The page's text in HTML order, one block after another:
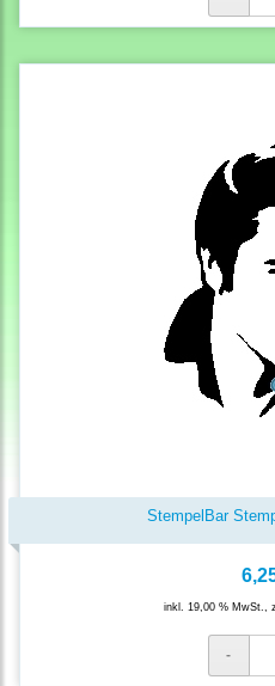
StempelBar
inkl. 19,00 % MwSt.,